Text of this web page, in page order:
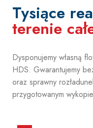
Tysiące
terenie
Dysponujemy własną
HDS. Gwarantujemy
oraz sprawny
przygotowanym